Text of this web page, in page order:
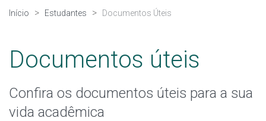
Calendário Acadêmico
Horário dos Professores
Editais
Início Estudantes Documentos Úteis
Documentos úteis
Confira os documentos úteis para a sua
vida acadêmica